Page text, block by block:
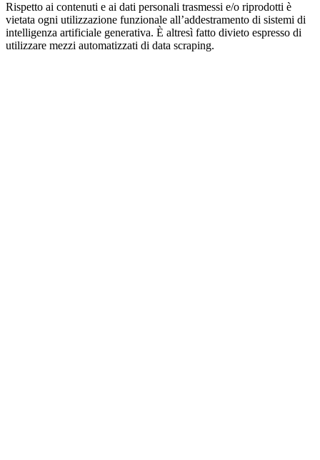
Rispetto ai contenuti e ai dati personali trasmessi e/o riprodotti è
vietata ogni utilizzazione funzionale all’addestramento di sistemi di
intelligenza artificiale generativa. È altresì fatto divieto espresso di
utilizzare mezzi automatizzati di data scraping.